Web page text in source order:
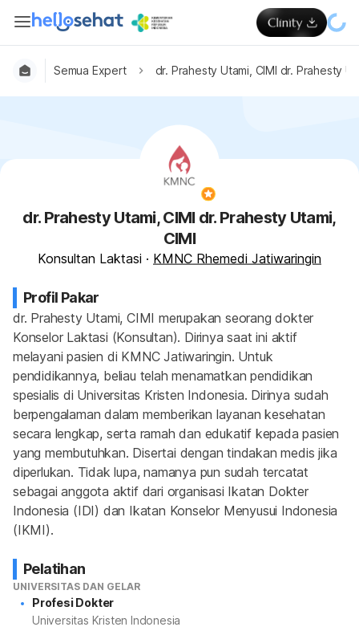
Semua Expert dr. Prahesty Utami, CIMI dr. Prahesty
dr. Prahesty Utami, CIMI dr. Prahesty Utami,
CIMI
Konsultan Laktasi · KMNC Rhemedi Jatiwaringin
Profil Pakar
dr. Prahesty Utami, CIMI merupakan seorang dokter
Konselor Laktasi (Konsultan). Dirinya saat ini aktif
melayani pasien di KMNC Jatiwaringin. Untuk
pendidikannya, beliau telah menamatkan pendidikan
spesialis di Universitas Kristen Indonesia. Dirinya sudah
berpengalaman dalam memberikan layanan kesehatan
secara lengkap, serta ramah dan edukatif kepada pasien
yang membutuhkan. Disertai dengan tindakan medis jika
diperlukan. Tidak lupa, namanya pun sudah tercatat
sebagai anggota aktif dari organisasi Ikatan Dokter
Indonesia (IDI) dan Ikatan Konselor Menyusui Indonesia
(IKMI).
Pelatihan
UNIVERSITAS DAN GELAR
Profesi Dokter
Universitas Kristen Indonesia